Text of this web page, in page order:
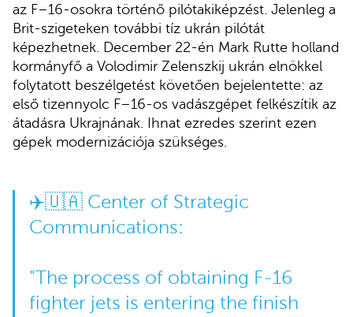
az F–16-osokra történő pilótakiképzést. Jelenleg a
Brit-szigeteken további tíz ukrán pilótát
képezhetnek. December 22-én Mark Rutte holland
kormányfő a Volodimir Zelenszkij ukrán elnökkel
folytatott beszélgetést követően bejelentette: az
első tizennyolc F–16-os vadászgépet felkészítik az
átadásra Ukrajnának. Ihnat ezredes szerint ezen
gépek modernizációja szükséges.
✈️🇺🇦 Center of Strategic
Communications:
"The process of obtaining F-16
fighter jets is entering the finish